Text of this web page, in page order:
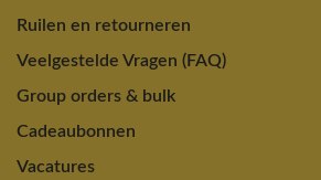
Ruilen en retourneren
Veelgestelde Vragen (FAQ)
Group orders & bulk
Cadeaubonnen
Vacatures